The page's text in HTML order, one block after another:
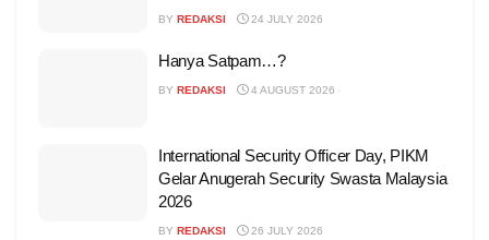
BY REDAKSI 24 JULY 2026
Hanya Satpam…?
BY REDAKSI 4 AUGUST 2026
International Security Officer Day, PIKM
Gelar Anugerah Security Swasta Malaysia
2026
BY REDAKSI 26 JULY 2026